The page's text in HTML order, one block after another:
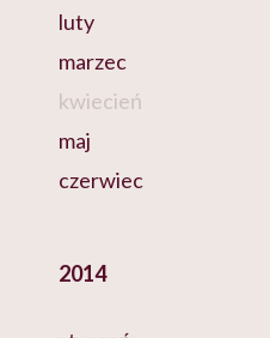
luty
marzec
kwiecień
maj
czerwiec
2014